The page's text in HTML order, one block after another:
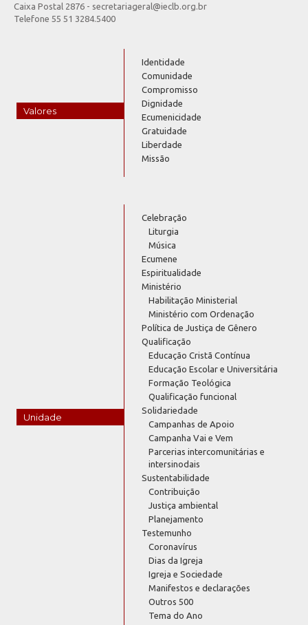
Caixa Postal 2876 - secretariageral@ieclb.org.br
Telefone 55 51 3284.5400
Valores
Identidade
Comunidade
Compromisso
Dignidade
Ecumenicidade
Gratuidade
Liberdade
Missão
Unidade
Celebração
Liturgia
Música
Ecumene
Espiritualidade
Ministério
Habilitação Ministerial
Ministério com Ordenação
Política de Justiça de Gênero
Qualificação
Educação Cristã Contínua
Educação Escolar e Universitária
Formação Teológica
Qualificação funcional
Solidariedade
Campanhas de Apoio
Campanha Vai e Vem
Parcerias intercomunitárias e
intersinodais
Sustentabilidade
Contribuição
Justiça ambiental
Planejamento
Testemunho
Coronavírus
Dias da Igreja
Igreja e Sociedade
Manifestos e declarações
Outros 500
Tema do Ano